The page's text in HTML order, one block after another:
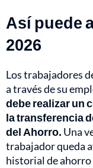
Así puede
2026
Los trabajadores
a través de su
debe realizar un
la transferencia
del Ahorro. Una
trabajador queda
historial de